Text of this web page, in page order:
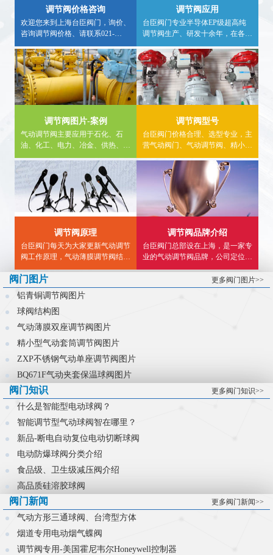
调节阀价格咨询
欢迎您来到上海台臣阀门，询价、
咨询调节阀价格、请联系021-
57562898、采购调节阀请认准台臣
牌，大量现货库存，非工作时间咨
询气动调节阀价格，请拨打24小时
热线电话15900840303。
调节阀应用
台臣阀门专业半导体EP级超高纯
调节阀生产、研发十余年，在各种
行业均有应用案例，欢迎广大用户
实地求证，详细调节阀应用行业信
息，请进入内站，看详情。
调节阀图片-案例
气动调节阀主要应用于石化、石
油、化工、电力、冶金、供热、食
品、燃气等领域。内页详细介绍气
动调节阀使用案例、气动三通调节
阀工程案例、气动单座调节阀图
片、应用案例等供大家参考。
调节阀型号
台臣阀门价格合理、选型专业，主
营气动阀门、气动调节阀、精小型
气动调节阀、气动薄膜调节阀,气
动单座调节阀、气动三通调节阀、
气动流量调节阀等...
调节阀原理
台臣阀门每天为大家更新气动调节
阀工作原理，气动薄膜调节阀结构
图，气动三通调节阀接线图,精小
型气动调节阀型号选型等知识...
调节阀品牌介绍
台臣阀门总部设在上海，是一家专
业的气动调节阀品牌，公司定位于
高端，致力于为用户提供高品质智
能调节阀，帮助广大用户解决流体
控制难题。
阀门图片 更多阀门图片>>
铝青铜调节阀图片
球阀结构图
气动薄膜双座调节阀图片
精小型气动套筒调节阀图片
ZXP不锈钢气动单座调节阀图片
BQ671F气动夹套保温球阀图片
阀门知识 更多阀门知识>>
什么是智能型电动球阀？
智能调节型气动球阀智在哪里？
新品-断电自动复位电动切断球阀
电动防爆球阀分类介绍
食品级、卫生级减压阀介绍
高品质硅溶胶球阀
阀门新闻 更多阀门新闻>>
气动方形三通球阀、台湾型方体
烟道专用电动烟气蝶阀
调节阀专用-美国霍尼韦尔Honeywell控制器